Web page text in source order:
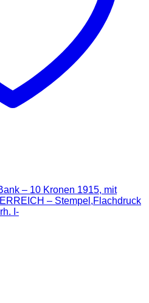
– 10 Kronen 1915, mit
– Stempel,Flachdruck
I-